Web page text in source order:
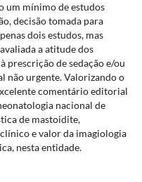
um mínimo de estudos
decisão tomada para
dois estudos, mas
a atitude dos
prescrição de sedação e/ou
não urgente. Valorizando o
comentário editorial
nacional de
de mastoidite,
e valor da imagiologia
nesta entidade.